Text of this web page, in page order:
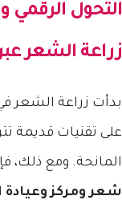
التحول
زراعة الشعر
بدأت زراعة الشعر
على تقنيات قديمة
المانحة. ومع ذلك،
شعر ومركز وعيادة